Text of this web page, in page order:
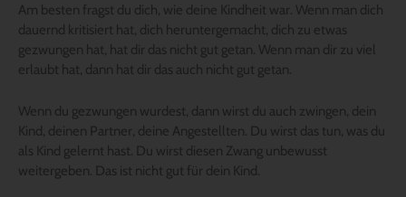
Am besten fragst du dich, wie deine Kindheit war. Wenn man dich
dauernd kritisiert hat, dich heruntergemacht, dich zu etwas
gezwungen hat, hat dir das nicht gut getan. Wenn man dir zu viel
erlaubt hat, dann hat dir das auch nicht gut getan.
Wenn du gezwungen wurdest, dann wirst du auch zwingen, dein
Kind, deinen Partner, deine Angestellten. Du wirst das tun, was du
als Kind gelernt hast. Du wirst diesen Zwang unbewusst
weitergeben. Das ist nicht gut für dein Kind.